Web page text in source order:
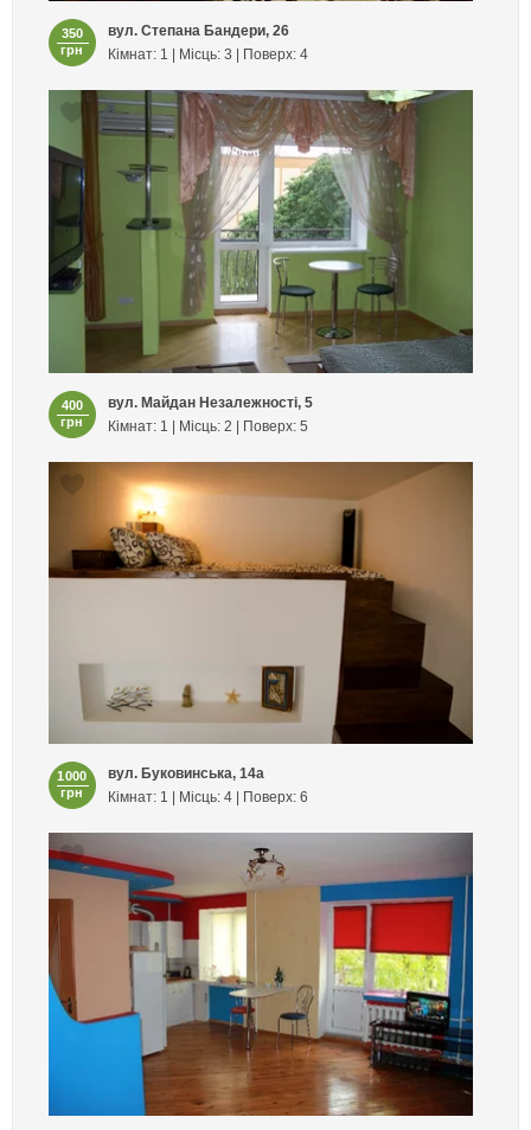
350
грн
вул. Степана Бандери, 26
Кімнат: 1 | Місць: 3 | Поверх: 4
400
грн
вул. Майдан Незалежності, 5
Кімнат: 1 | Місць: 2 | Поверх: 5
1000
грн
вул. Буковинська, 14а
Кімнат: 1 | Місць: 4 | Поверх: 6